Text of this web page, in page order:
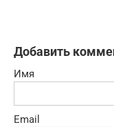
Добавить
Имя
Email